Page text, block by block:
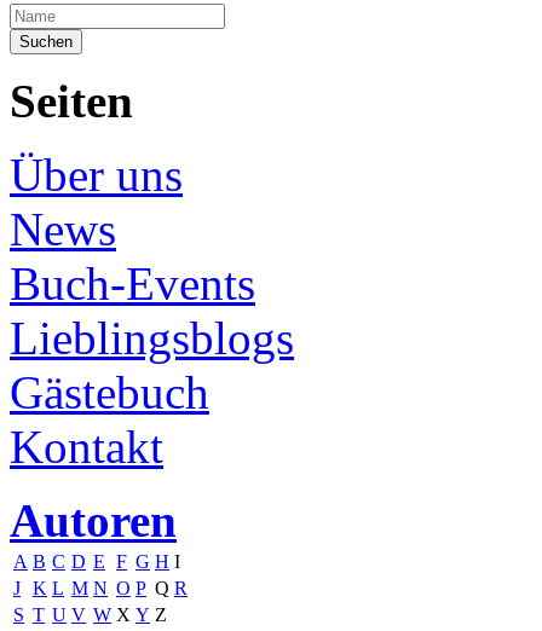
Seiten
Über uns
News
Buch-Events
Lieblingsblogs
Gästebuch
Kontakt
Autoren
A B C D E F G H I
J K L M N O P Q R
S T U V W X Y Z